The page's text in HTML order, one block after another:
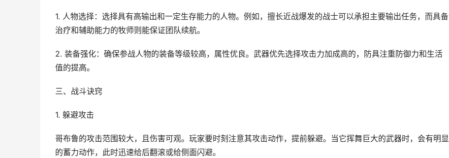
1. 人物选择：选择具有高输出和一定生存能力的人物。例如，擅长近战爆发的战士可以承担主要输出任务，而具备
治疗和辅助能力的牧师则能保证团队续航。
2. 装备强化：确保参战人物的装备等级较高，属性优良。武器优先选择攻击力加成高的，防具注重防御力和生活
值的提高。
三、战斗诀窍
1. 躲避攻击
哥布鲁的攻击范围较大，且伤害可观。玩家要时刻注意其攻击动作，提前躲避。当它挥舞巨大的武器时，会有明显
的蓄力动作，此时迅速给后翻滚或给侧面闪避。